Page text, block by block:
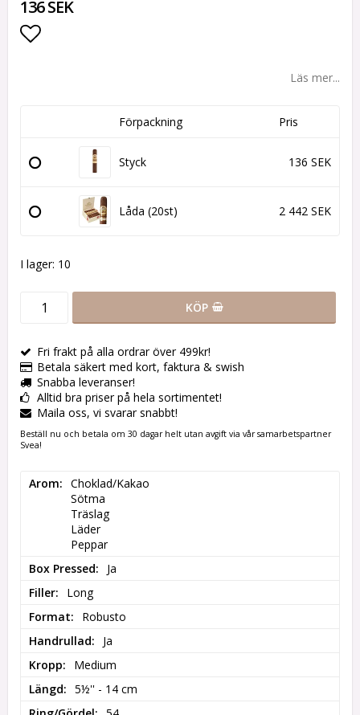
136 SEK
Läs mer...
Förpackning Pris
Styck 136 SEK
Låda (20st) 2 442 SEK
I lager: 10
KÖP
Fri frakt på alla ordrar över 499kr!
Betala säkert med kort, faktura & swish
Snabba leveranser!
Alltid bra priser på hela sortimentet!
Maila oss, vi svarar snabbt!
Beställ nu och betala om 30 dagar helt utan avgift via vår samarbetspartner
Svea!
Arom
Choklad/Kakao
Sötma
Träslag
Läder
Peppar
Box Pressed
Ja
Filler
Long
Format
Robusto
Handrullad
Ja
Kropp
Medium
Längd
5½'' - 14 cm